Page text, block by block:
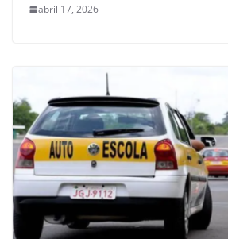
abril 17, 2026